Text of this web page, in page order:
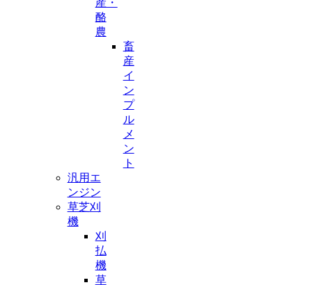
酪
農
畜
産
イ
ン
プ
ル
メ
ン
ト
汎用エ
ンジン
草芝刈
機
刈
払
機
草